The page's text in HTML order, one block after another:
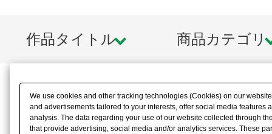
作品タイトル 商品カテゴリ
We use cookies and other tracking technologies (Cookies) on our
and advertisements tailored to your interests, offer social media features
analysis. The data regarding your use of our website collected through
that provide advertising, social media and/or analytics services. These